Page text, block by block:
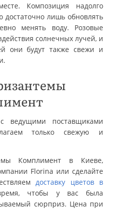
Композиция надолго
достаточно лишь обновлять
менять воду. Розовые
солнечных лучей, и
они будут также свежи и
поставщиками
только свежую и
Комплимент в Киеве,
Florina или сделайте
доставку цветов в
чтобы у вас была
сюрприз. Цена при